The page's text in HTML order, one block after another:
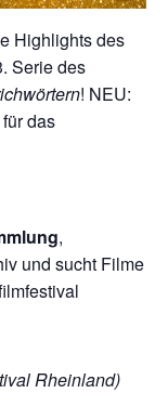
des
Serie des
! NEU:
das
,
und sucht Filme
Rheinland)